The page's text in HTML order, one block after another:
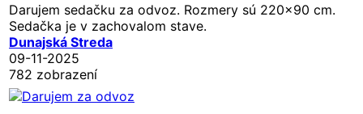
Darujem sedačku za odvoz. Rozmery sú 220x90 cm.
Sedačka je v zachovalom stave.
Dunajská Streda
09-11-2025
782 zobrazení